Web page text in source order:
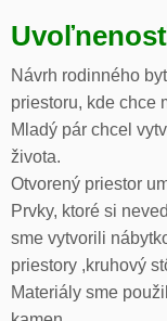
Návrh rodinného
priestoru, kde chce
Mladý pár chcel
života.
Otvorený priestor
Prvky, ktoré si
sme vytvorili
priestory ,kruhový
Materiály sme